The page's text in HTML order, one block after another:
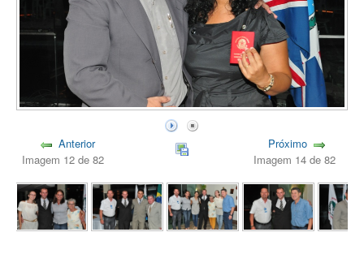
Anterior
Imagem 12 de 82
Próximo
Imagem 14 de 82